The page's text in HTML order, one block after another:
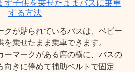
ず子供を乗せたままバスに乗車
する方法
クが貼られているバスは、ベビー
乗せたまま乗車できます。
ーマークがある席の横に、バスの
向きに停めて補助ベルトで固定